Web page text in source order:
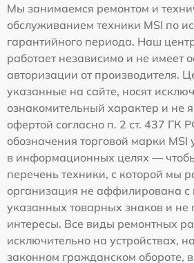
Мы занимаемся ремонтом и
обслуживанием техники MSI по
гарантийного периода. Наш
работает независимо и не имеет
авторизации от производителя.
указанные на сайте, носят
ознакомительный характер и не
офертой согласно п. 2 ст. 437 ГК
обозначения торговой марки MSI
в информационных целях —
перечень техники, с которой мы
организация не аффилирована с
указанных товарных знаков и не
интересы. Все виды ремонтных
исключительно на устройствах,
законном гражданском обороте, в